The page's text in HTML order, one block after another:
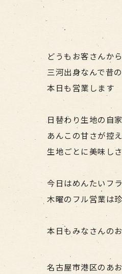
どうもお客さんか
三河出身なんで昔
本日も営業します
日替わり生地の自
あんこの甘さが控
生地ごとに美味し
今日はめんたいフ
木曜のフル営業は
本日もみなさんの
名古屋市港区のあ